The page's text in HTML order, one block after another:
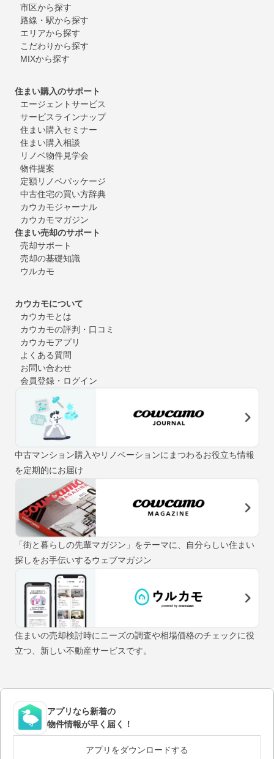
市区から探す
路線・駅から探す
エリアから探す
こだわりから探す
MIXから探す
住まい購入のサポート
エージェントサービス
サービスラインナップ
住まい購入セミナー
住まい購入相談
リノベ物件見学会
物件提案
定額リノベパッケージ
中古住宅の買い方辞典
カウカモジャーナル
カウカモマガジン
住まい売却のサポート
売却サポート
売却の基礎知識
ウルカモ
カウカモについて
カウカモとは
カウカモの評判・口コミ
カウカモアプリ
よくある質問
お問い合わせ
会員登録・ログイン
中古マンション購入やリノベーションにまつわるお役立ち情報
を定期的にお届け
「街と暮らしの先輩マガジン」をテーマに、自分らしい住まい
探しをお手伝いするウェブマガジン
住まいの売却検討時にニーズの調査や相場価格のチェックに役
立つ、新しい不動産サービスです。
アプリなら新着の
物件情報が早く届く！
アプリをダウンロードする